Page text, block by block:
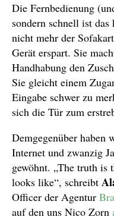
Die Fernbedienung
sondern schnell ist
nicht mehr der
Gerät erspart. Sie
Handhabung den
Sie gleicht einem
Eingabe schwer zu
sich die Tür zum
Demgegenüber haben
Internet und zwanzig
gewöhnt. „The truth is
looks like“, schreibt
Officer der Agentur
auf den uns Nico Zorn